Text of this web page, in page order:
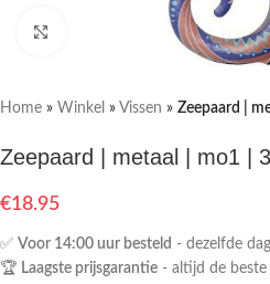
Klik om te vergroten
Home » Winkel » Vissen » Zeepaard |
Zeepaard | metaal | mo1 |
€18.95
✅ Voor 14:00 uur besteld - dezelfde
🏆 Laagste prijsgarantie - altijd de beste